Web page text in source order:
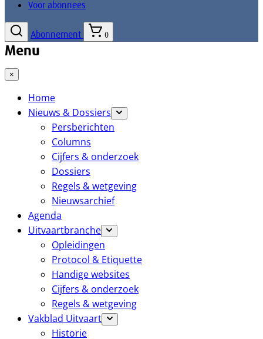
Voor abonnees
Abonnement 0
Menu
×
Home
Nieuws & Dossiers
Persberichten
Columns
Cijfers & onderzoek
Dossiers
Regels & wetgeving
Nieuwsarchief
Agenda
Uitvaartbranche
Opleidingen
Protocol & Etiquette
Handige websites
Cijfers & onderzoek
Regels & wetgeving
Vakblad Uitvaart
Historie